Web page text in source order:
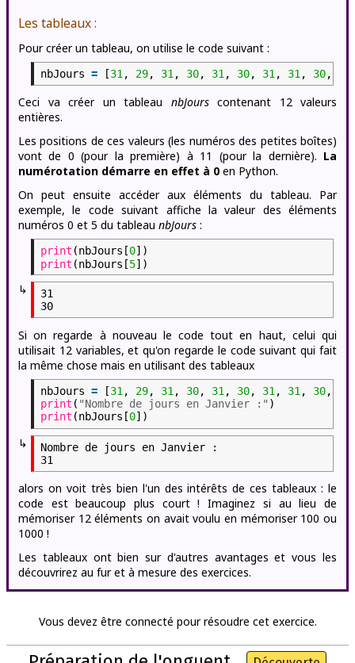
Les tableaux :
Pour créer un tableau, on utilise le code suivant :
nbJours = [31 , 29, 31 , 30, 31 , 30, 31 , 31 , 30,
Ceci va créer un tableau nbJourscontenant 12 valeurs
entières.
Les positions de ces valeurs (les numéros des petites boîtes)
vont de 0 (pour la première) à 11 (pour la dernière). La
numérotation démarre en effet à 0 en Python.
On peut ensuite accéder aux éléments du tableau. Par
exemple, le code suivant affiche la valeur des éléments
numéros 0 et 5 du tableau nbJours :
print (nbJours[0])
print (nbJours[5])
↳
31
Si on regarde à nouveau le code tout en haut, celui qui
utilisait 12 variables, et qu'on regarde le code suivant qui fait
la même chose mais en utilisant des tableaux
nbJours = [31 , 29, 31 , 30, 31 , 30, 31 , 31 , 30,
print ( "Nombre de jours en Janvier :" )
print (nbJours[0])
↳
Nombre de jours en Janvier :
alors on voit très bien l'un des intérêts de ces tableaux : le
code est beaucoup plus court ! Imaginez si au lieu de
mémoriser 12 éléments on avait voulu en mémoriser 100 ou
1000 !
Les tableaux ont bien sur d'autres avantages et vous les
découvrirez au fur et à mesure des exercices.
Vous devez être connecté pour résoudre cet exercice.